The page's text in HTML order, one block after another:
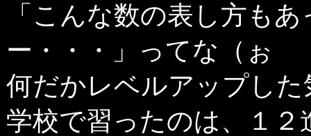
「こんな数の表し方も
ー・・・」ってな（ぉ
何だかレベルアップし
学校で習ったのは、１